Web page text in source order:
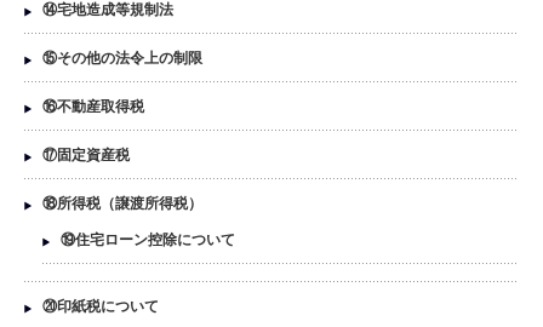
⑭宅地造成等規制法
⑮その他の法令上の制限
⑯不動産取得税
⑰固定資産税
⑱所得税（譲渡所得税）
⑲住宅ローン控除について
⑳印紙税について